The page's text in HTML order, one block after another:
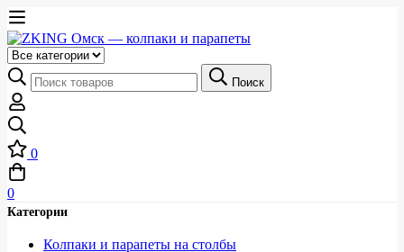
Выберите
категорию
Искать:
Поиск
0
0
Категории
Колпаки и парапеты на столбы